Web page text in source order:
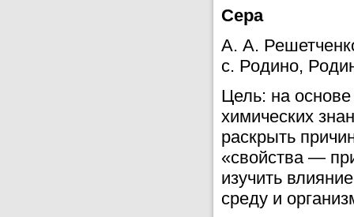
Сера
А. А.
с. Родино,
Цель: на основе
химических
раскрыть
«свойства —
изучить
среду и